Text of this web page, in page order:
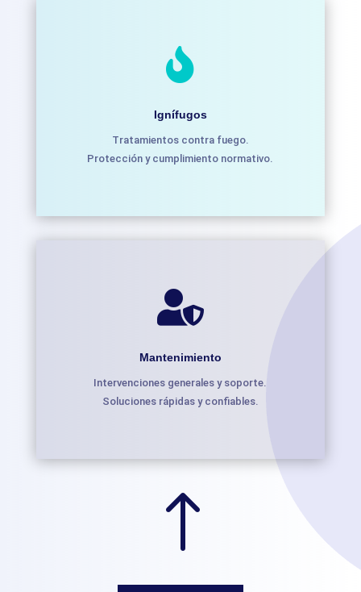

Ignífugos
Tratamientos contra fuego.
Protección y cumplimiento normativo.

Mantenimiento
Intervenciones generales y soporte.
Soluciones rápidas y confiables.
!